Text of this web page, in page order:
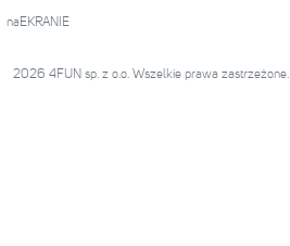
naEKRANIE
2026 4FUN sp. z o.o. Wszelkie prawa zastrzeżone.